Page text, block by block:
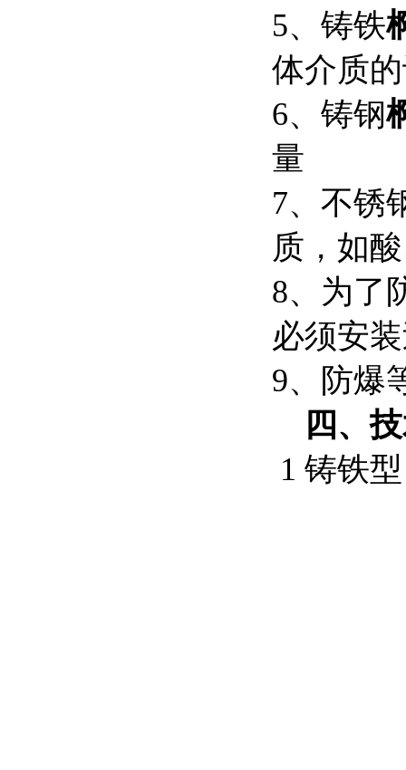
5、铸铁
体介质
6、铸钢
量
7、不锈
质，如
8、为了
必须安
9、防爆
四、技
1 铸铁